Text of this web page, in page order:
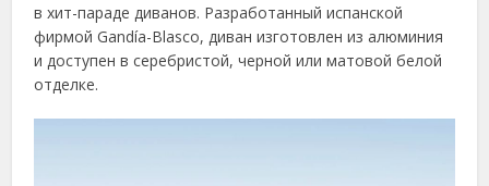
в хит-параде диванов. Разработанный испанской
фирмой Gandía-Blasco, диван изготовлен из алюминия
и доступен в серебристой, черной или матовой белой
отделке.